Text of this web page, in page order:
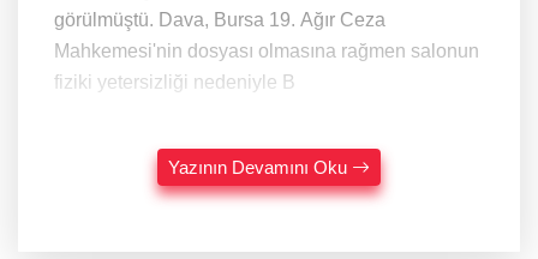
görülmüştü. Dava, Bursa 19. Ağır Ceza
Mahkemesi'nin dosyası olmasına rağmen salonun
fiziki yetersizliği nedeniyle B
Yazının Devamını Oku